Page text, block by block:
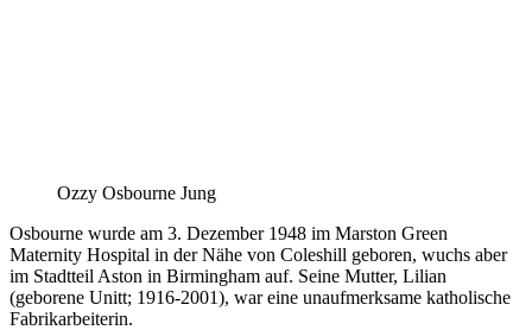
Ozzy Osbourne Jung
Osbourne wurde am 3. Dezember 1948 im Marston Green
Maternity Hospital in der Nähe von Coleshill geboren, wuchs aber
im Stadtteil Aston in Birmingham auf. Seine Mutter, Lilian
(geborene Unitt; 1916-2001), war eine unaufmerksame katholische
Fabrikarbeiterin.